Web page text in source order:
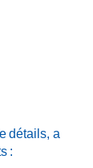
détails, a
: